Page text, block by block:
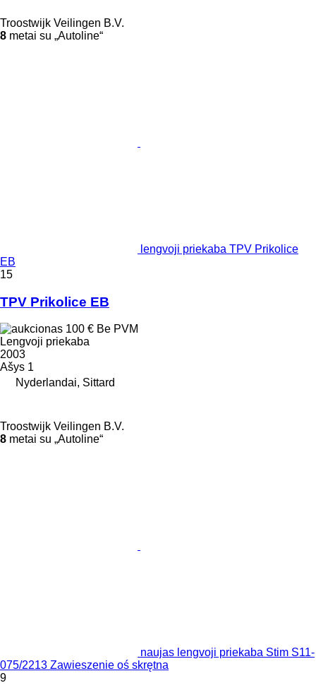
Troostwijk Veilingen B.V.
8 metai su „Autoline“
lengvoji priekaba TPV Prikolice
EB
15
TPV Prikolice EB
100 € Be PVM
Lengvoji priekaba
2003
Ašys 1
Nyderlandai, Sittard
Troostwijk Veilingen B.V.
8 metai su „Autoline“
naujas lengvoji priekaba Stim S11-
075/2213 Zawieszenie oś skrętna
9